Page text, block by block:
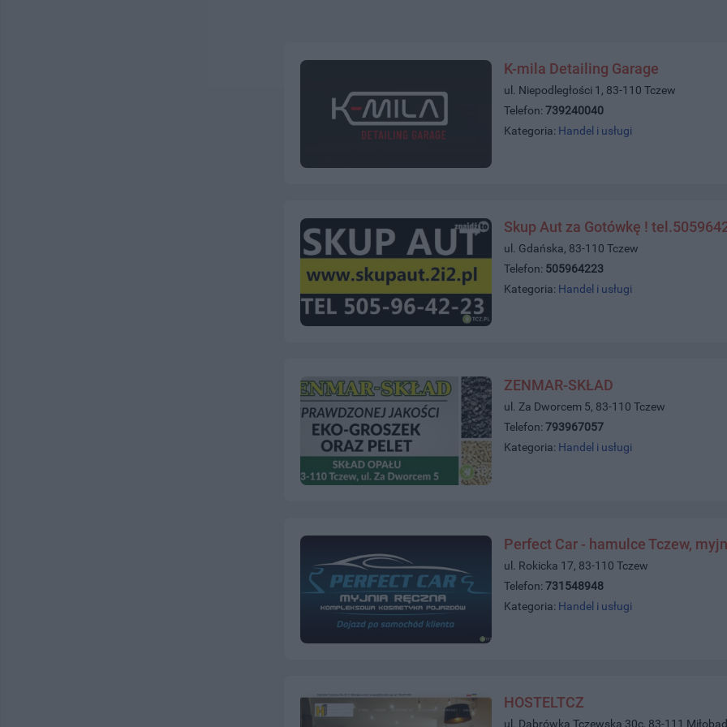
K-mila Detailing Garage
ul. Niepodległości 1, 83-110 Tczew
Telefon:739240040
Kategoria: Handel i usługi
Skup Aut za Gotówkę !
ul. Gdańska, 83-110 Tczew
Telefon: 505964223
Kategoria: Handel i usługi
ZENMAR-SKŁAD
ul. Za Dworcem 5, 83-110 Tczew
Telefon:793967057
Kategoria: Handel i usługi
Perfect Car - hamulce Tczew,
ul. Rokicka 17, 83-110 Tczew
Telefon:731548948
Kategoria: Handel i usługi
HOSTELTCZ
ul. Dabrówka Tczewska 30c, 83-111